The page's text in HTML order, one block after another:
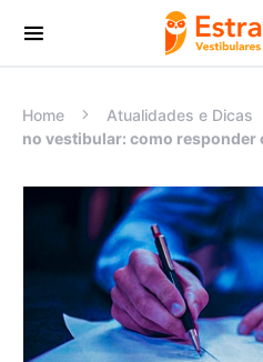
Procurar:
Home Atualidades e Dicas
no vestibular: como responder